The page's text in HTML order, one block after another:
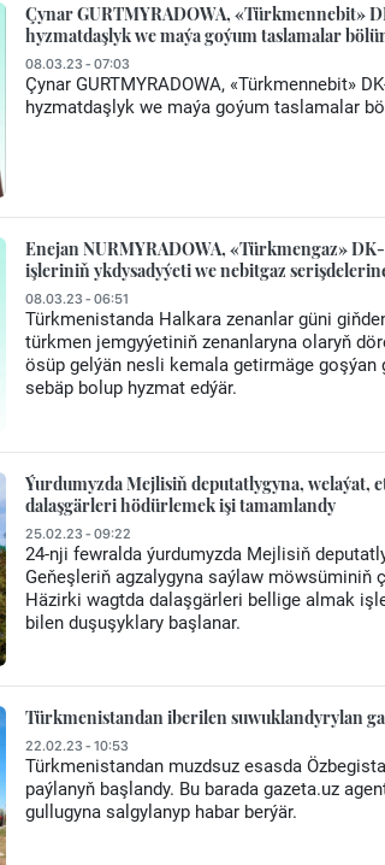
Çynar GURTMYRADOWA, «Türkmennebit»
hyzmatdaşlyk we maýa goýum taslamalar
08.03.23 - 07:03
Çynar GURTMYRADOWA, «Türkmennebit»
hyzmatdaşlyk we maýa goýum taslamalar
Enejan NURMYRADOWA, «Türkmengaz»
işleriniň ykdysadyýeti we nebitgaz
08.03.23 - 06:51
Türkmenistanda Halkara zenanlar güni
türkmen jemgyýetiniň zenanlaryna olaryň
ösüp gelýän nesli kemala getirmäge
sebäp bolup hyzmat edýär.
Ýurdumyzda Mejlisiň deputatlygyna, welaýat,
dalaşgärleri hödürlemek işi tamamlandy
25.02.23 - 09:22
24-nji fewralda ýurdumyzda Mejlisiň
Geňeşleriň agzalygyna saýlaw
Häzirki wagtda dalaşgärleri bellige almak
bilen duşuşyklary başlanar.
Türkmenistandan iberilen suwuklandyrylan
22.02.23 - 10:53
Türkmenistandan muzdsuz esasda
paýlanyň başlandy. Bu barada gazeta.uz
gullugyna salgylanyp habar berýär.